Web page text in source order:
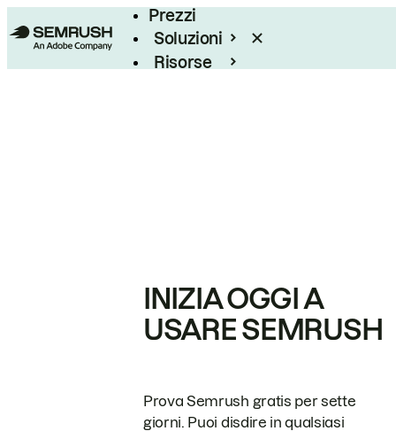
Prezzi
Soluzioni
Risorse
INIZIA OGGI A
USARE SEMRUSH
Prova Semrush gratis per sette
giorni. Puoi disdire in qualsiasi